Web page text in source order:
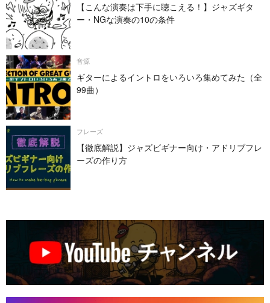
【こんな演奏は下手に聴こえる！】ジャズギタ
ー・NGな演奏の10の条件
音源
ギターによるイントロをいろいろ集めてみた（全
99曲）
フレーズ
【徹底解説】ジャズビギナー向け・アドリブフレ
ーズの作り方